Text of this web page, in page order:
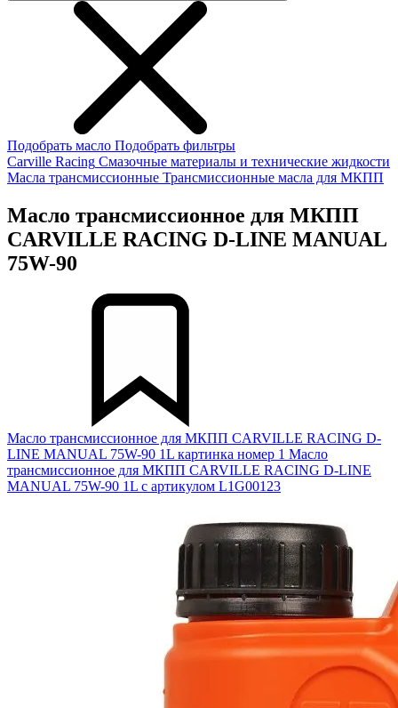
Подобрать масло Подобрать фильтры
Carville Racing Смазочные материалы и технические жидкости
Масла трансмиссионные Трансмиссионные масла для МКПП
Масло трансмиссионное для МКПП
CARVILLE RACING D-LINE MANUAL
75W-90
Масло трансмиссионное для МКПП CARVILLE RACING D-
LINE MANUAL 75W-90 1L картинка номер 1 Масло
трансмиссионное для МКПП CARVILLE RACING D-LINE
MANUAL 75W-90 1L с артикулом L1G00123